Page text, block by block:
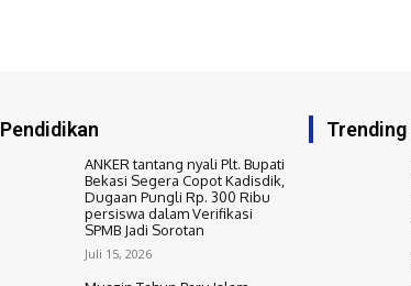
Pendidikan
ANKER tantang nyali Plt. Bupati
Bekasi Segera Copot Kadisdik,
Dugaan Pungli Rp. 300 Ribu
persiswa dalam Verifikasi
SPMB Jadi Sorotan
Juli 15, 2026
Trending